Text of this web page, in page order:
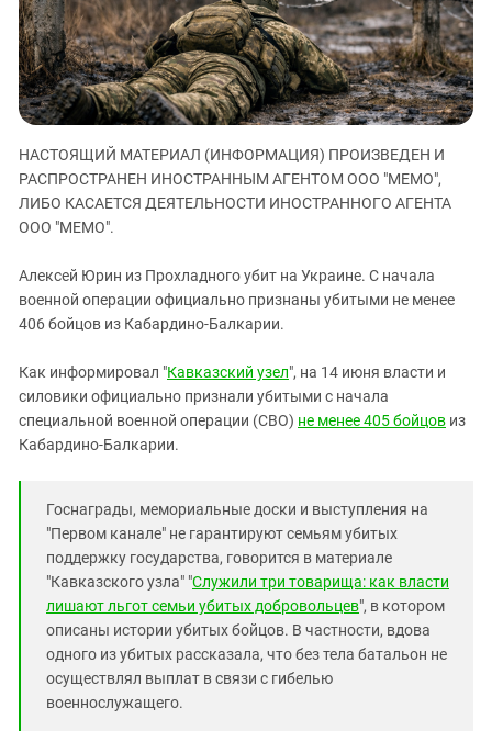
ЗАСТАВЛЯЕТ
КАВКАЗ ЗА ПАЛЕСТИНУ
ИНАКОМЫСЛИЕ В ЧЕЧНЕ
ПРЕСЛЕДОВАНИЕ АКТИВИСТОВ
МОБИЛИЗАЦИЯ И ПРОТЕСТЫ
Дагестан
Ингушетия
Кабардино-Балкария
Калмыкия
Карачаево-Черкесия
Краснодарский край
Нагорный Карабах
Ростовская область
Северная Осетия - Алания
Ставропольский край
Чечня
ЮФО
НАСТОЯЩИЙ МАТЕРИАЛ (ИНФОРМАЦИЯ) ПРОИЗВЕДЕН И
РАСПРОСТРАНЕН ИНОСТРАННЫМ АГЕНТОМ ООО "МЕМО",
ЛИБО КАСАЕТСЯ ДЕЯТЕЛЬНОСТИ ИНОСТРАННОГО АГЕНТА
ООО "МЕМО".
Алексей Юрин из Прохладного убит на Украине. С начала
военной операции официально признаны убитыми не менее
406 бойцов из Кабардино-Балкарии.
Как информировал "Кавказский узел", на 14 июня власти и
силовики официально признали убитыми с начала
специальной военной операции (СВО) не менее 405 бойцов из
Кабардино-Балкарии.
Госнаграды, мемориальные доски и выступления на
"Первом канале" не гарантируют семьям убитых
поддержку государства, говорится в материале
"Кавказского узла" "Служили три товарища: как власти
лишают льгот семьи убитых добровольцев", в котором
описаны истории убитых бойцов. В частности, вдова
одного из убитых рассказала, что без тела батальон не
осуществлял выплат в связи с гибелью
военнослужащего.